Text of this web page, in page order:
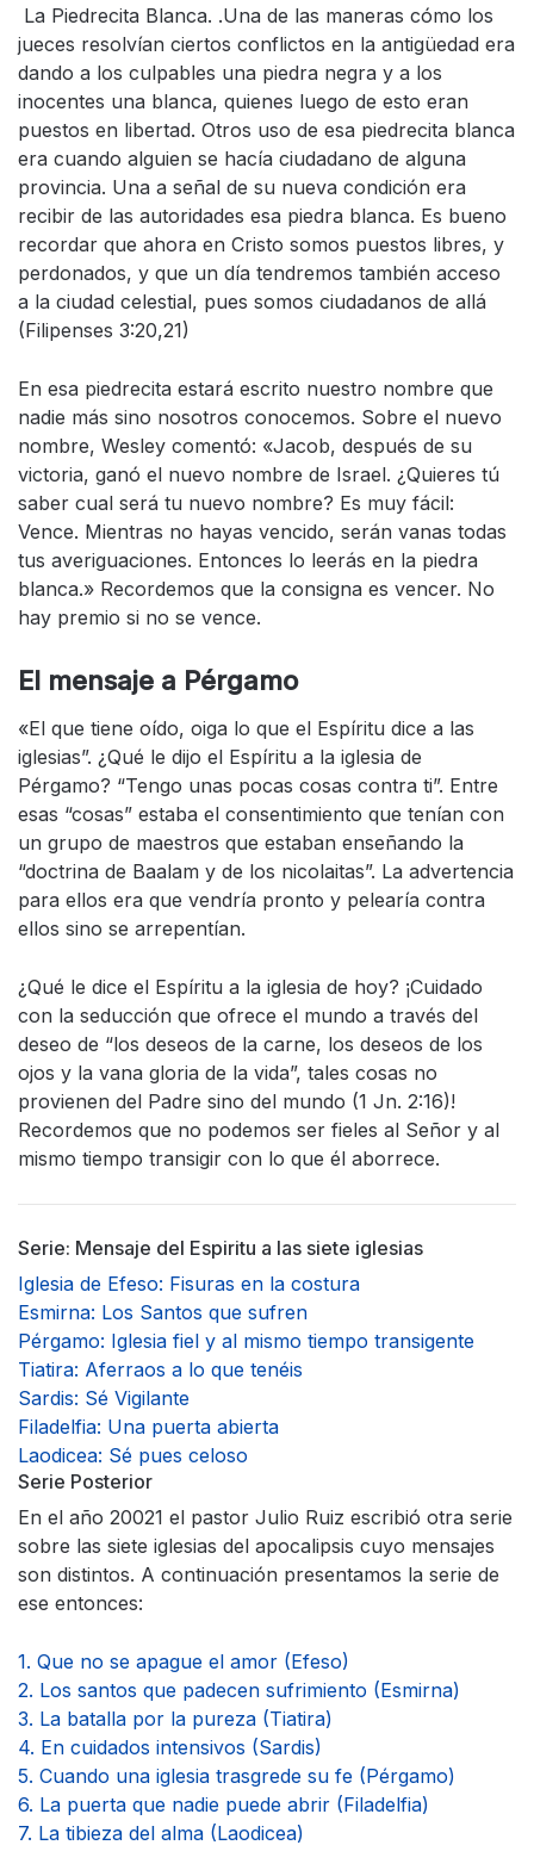
La Piedrecita Blanca. .Una de las maneras cómo los
jueces resolvían ciertos conflictos en la antigüedad era
dando a los culpables una piedra negra y a los
inocentes una blanca, quienes luego de esto eran
puestos en libertad. Otros uso de esa piedrecita blanca
era cuando alguien se hacía ciudadano de alguna
provincia. Una a señal de su nueva condición era
recibir de las autoridades esa piedra blanca. Es bueno
recordar que ahora en Cristo somos puestos libres, y
perdonados, y que un día tendremos también acceso
a la ciudad celestial, pues somos ciudadanos de allá
(Filipenses 3:20,21)
En esa piedrecita estará escrito nuestro nombre que
nadie más sino nosotros conocemos. Sobre el nuevo
nombre, Wesley comentó: «Jacob, después de su
victoria, ganó el nuevo nombre de Israel. ¿Quieres tú
saber cual será tu nuevo nombre? Es muy fácil:
Vence. Mientras no hayas vencido, serán vanas todas
tus averiguaciones. Entonces lo leerás en la piedra
blanca.» Recordemos que la consigna es vencer. No
hay premio si no se vence.
El mensaje a Pérgamo
«El que tiene oído, oiga lo que el Espíritu dice a las
iglesias”. ¿Qué le dijo el Espíritu a la iglesia de
Pérgamo? “Tengo unas pocas cosas contra ti”. Entre
esas “cosas” estaba el consentimiento que tenían con
un grupo de maestros que estaban enseñando la
“doctrina de Baalam y de los nicolaitas”. La advertencia
para ellos era que vendría pronto y pelearía contra
ellos sino se arrepentían.
¿Qué le dice el Espíritu a la iglesia de hoy? ¡Cuidado
con la seducción que ofrece el mundo a través del
deseo de “los deseos de la carne, los deseos de los
ojos y la vana gloria de la vida”, tales cosas no
provienen del Padre sino del mundo (1 Jn. 2:16)!
Recordemos que no podemos ser fieles al Señor y al
mismo tiempo transigir con lo que él aborrece.
Serie: Mensaje del Espiritu a las siete iglesias
Iglesia de Efeso: Fisuras en la costura
Esmirna: Los Santos que sufren
Pérgamo: Iglesia fiel y al mismo tiempo transigente
Tiatira: Aferraos a lo que tenéis
Sardis: Sé Vigilante
Filadelfia: Una puerta abierta
Laodicea: Sé pues celoso
Serie Posterior
En el año 20021 el pastor Julio Ruiz escribió otra serie
sobre las siete iglesias del apocalipsis cuyo mensajes
son distintos. A continuación presentamos la serie de
ese entonces:
1. Que no se apague el amor (Efeso)
2. Los santos que padecen sufrimiento (Esmirna)
3. La batalla por la pureza (Tiatira)
4. En cuidados intensivos (Sardis)
5. Cuando una iglesia trasgrede su fe (Pérgamo)
6. La puerta que nadie puede abrir (Filadelfia)
7. La tibieza del alma (Laodicea)